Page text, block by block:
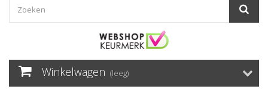
Winkelwagen (leeg)